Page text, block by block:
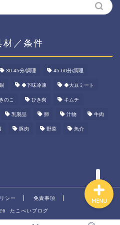
材／条件
30-45分/調理 45-60分/調理
◆下味冷凍 ◆大豆ミート
きのこ ひき肉 キムチ
乳製品 卵 汁物 牛肉
豚肉 野菜 魚介
シー 免責事項
たこべいブログ
MENU
ホーム
資産運用
ダイエット